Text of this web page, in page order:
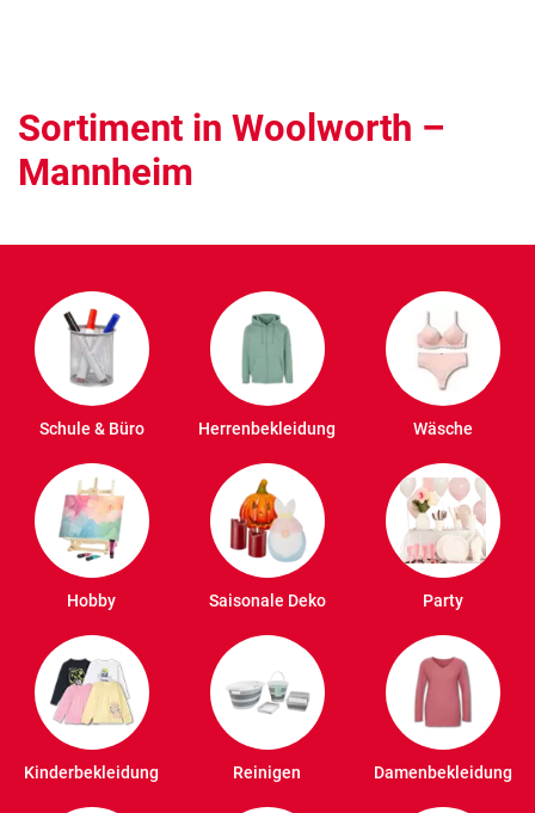
Sortiment in Woolworth –
Mannheim
Schule & Büro Herrenbekleidung Wäsche
Hobby Saisonale Deko Party
Kinderbekleidung Reinigen Damenbekleidung